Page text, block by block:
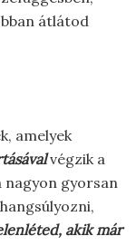
átlátod
amelyek
végzik a
nagyon gyorsan
akik már